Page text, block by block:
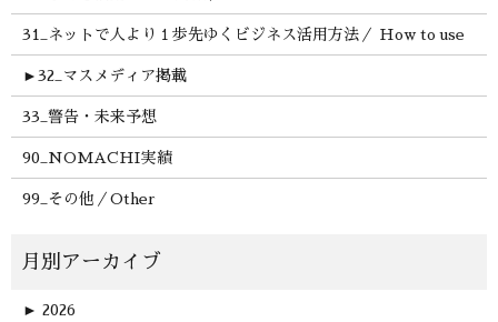
31_ネットで人より１歩先ゆくビジネス活用方法／ How to use
► 32_マスメディア掲載
33_警告・未来予想
90_NOMACHI実績
99_その他／Other
► 2026